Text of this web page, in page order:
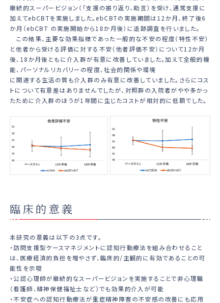
継続的スーパービジョン（「支援の振り返り、助言）を受け、通常支援に
加えてebCBTを実施しました。ebCBTの実施期間は12か月、終了後6
か月（ebCBT の実施開始から18か月後）に追跡調査を行いました。
この結果、主要な効果指標であった一般的な不安の程度（特性不安）
と他者から受ける評価に対する不安（他者評価不安）について12か月
後、18か月後ともに介入群が有意に改善していました。加えて全般的機
能、パーソナルリカバリーの程度、社会的関係や環境
に関連する生活の質も介入群のみ有意に改善していました。さらにコス
トについて有意差はありませんでしたが、対照群の入院者がやや多かっ
たために介入群のほうが1年間に生じたコストが相対的に低額でした。
臨床的意義
本研究の意義は以下の3点です。
・訪問支援型ケースマネジメントに認知行動療法を組み合わせること
は、医療経済的負担を増やさず、臨床的/主観的に有効であることの可
能性を示唆
・公認心理師が継続的なスーパービジョンを実施することで非心理職
（看護師、精神保健福祉士など）でも効果的介入が可能
・不安症への認知行動療法が重症精神障害の不安感の改善にも応用